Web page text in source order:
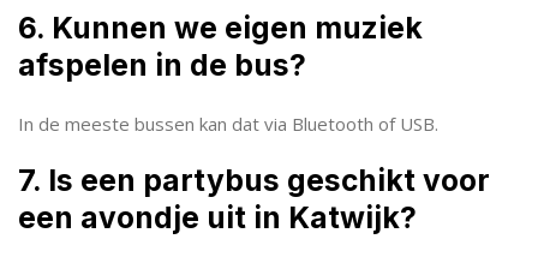
6. Kunnen we eigen muziek
afspelen in de bus?
In de meeste bussen kan dat via Bluetooth of USB.
7. Is een partybus geschikt voor
een avondje uit in Katwijk?